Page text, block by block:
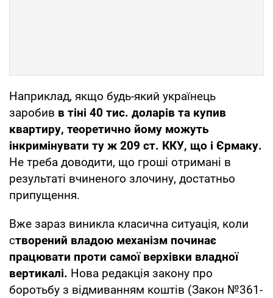
Наприклад, якщо будь-який українець
заробив в тіні 40 тис. доларів та купив
квартиру, теоретично йому можуть
інкримінувати ту ж 209 ст. ККУ, що і Єрмаку.
Не треба доводити, що гроші отримані в
результаті вчиненого злочину, достатньо
припущення.
Вже зараз виникла класична ситуація, коли
створений владою механізм починає
працювати проти самої верхівки владної
вертикалі. Нова редакція закону про
боротьбу з відмиванням коштів (Закон №361-